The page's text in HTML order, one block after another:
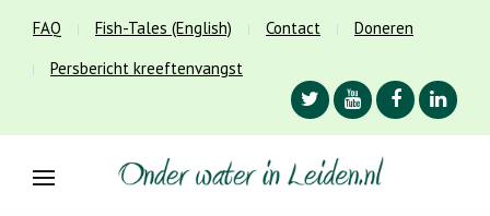
FAQ Fish-Tales (English) Contact
Doneren
Persbericht kreeftenvangst